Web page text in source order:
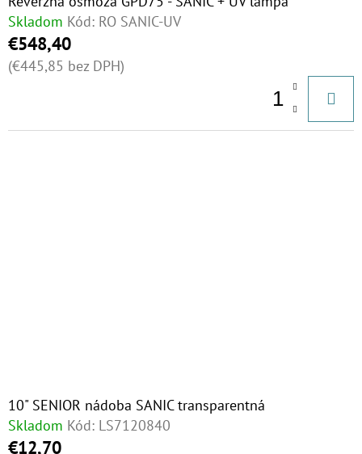
Skladom Kód: RO SANIC-UV
€548,40
(€445,85 bez DPH)
10" SENIOR nádoba SANIC transparentná
Skladom Kód: LS7120840
€12,70